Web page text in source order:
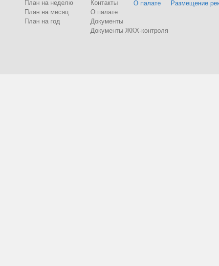
План на неделю
План на месяц
План на год
Контакты
О палате
Документы
Документы ЖКХ-контроля
О палате Размещение